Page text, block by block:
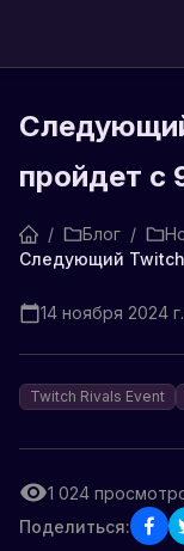
пройдет с
/ Блог /
14 ноября 2024
Twitch Rivals Event
1 024
Поделиться: